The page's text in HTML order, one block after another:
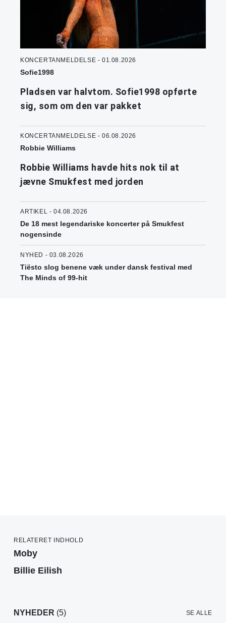
KONCERTANMELDELSE - 01.08.2026
Sofie1998
Pladsen var halvtom. Sofie1998 opførte
sig, som om den var pakket
KONCERTANMELDELSE - 06.08.2026
Robbie Williams
Robbie Williams havde hits nok til at
jævne Smukfest med jorden
ARTIKEL - 04.08.2026
De 18 mest legendariske koncerter på Smukfest
nogensinde
NYHED - 03.08.2026
Tiësto slog benene væk under dansk festival med
The Minds of 99-hit
RELATERET INDHOLD
Moby
Billie Eilish
NYHEDER (5) SE ALLE